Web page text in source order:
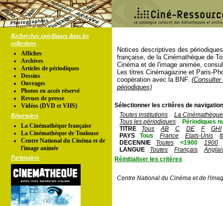
Recherches spécifiques dans les
collections
Affiches
Archives
Articles de périodiques
Dessins
Ouvrages
Photos en accés réservé
Revues de presse
Vidéos (DVD et VHS)
Répertoires
La Cinémathèque française
La Cinémathèque de Toulouse
Centre National du Cinéma et de
l'image animée
Partenaires
Notices descriptives des
française, de la Cinémathèque de
Cinéma et de l'image animée,
Les titres Cinémagazine et Paris-
coopération avec la BNF.
périodiques)
Sélectionner les critères de
Toutes institutions
La
Tous les périodiques
Périodiques
TITRE
Tous AB C DE F
GHI
PAYS
Tous France Etats-Unis
DECENNIE
Toutes <1900
1900
LANGUE
Toutes Français
Réinitialiser les critères
Centre National du Cinéma et de